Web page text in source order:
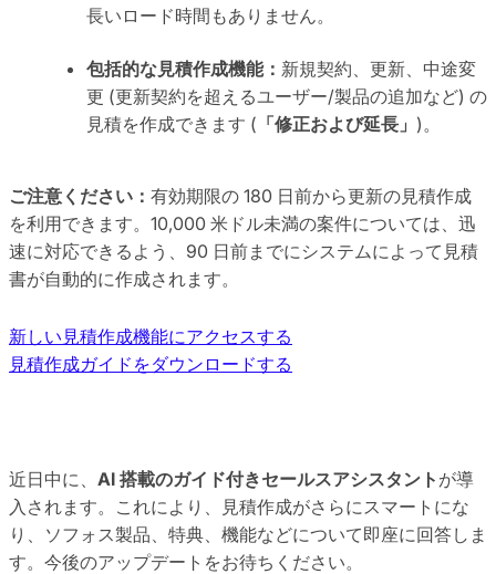
長いロード時間もありません。
包括的な見積作成機能： 新規契約、更新、中途変
更 (更新契約を超えるユーザー/製品の追加など) の
見積を作成できます ( 「修正および延長」 )。
ご注意ください： 有効期限の 180 日前から更新の見積作成
を利用できます。10,000 米ドル未満の案件については、迅
速に対応できるよう、90 日前までにシステムによって見積
書が自動的に作成されます。
新しい見積作成機能にアクセスする
見積作成ガイドをダウンロードする
近日中に、 AI 搭載のガイド付きセールスアシスタント が導
入されます。これにより、見積作成がさらにスマートにな
り、ソフォス製品、特典、機能などについて即座に回答しま
す。今後のアップデートをお待ちください。